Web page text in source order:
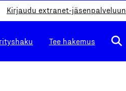
Kirjaudu extranet-jäsenpalveluun
Tee hakemus